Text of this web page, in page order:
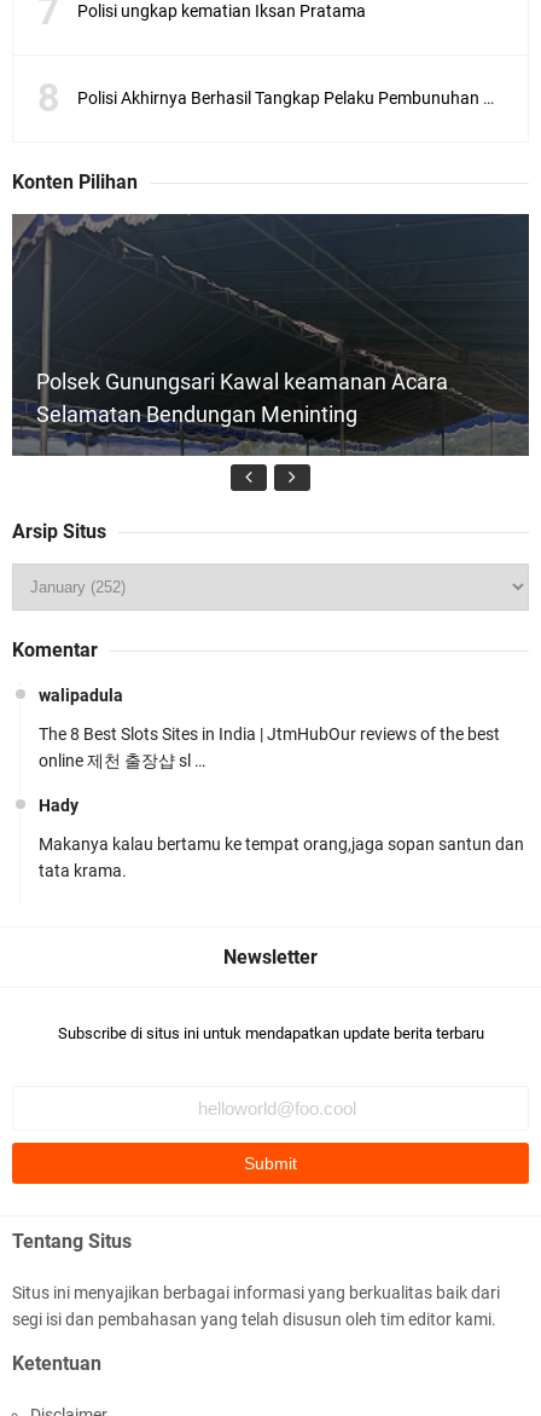
Polisi ungkap kematian Iksan Pratama
Polisi Akhirnya Berhasil Tangkap Pelaku Pembunuhan Mahasiswa Asal Sunbawa
Konten Pilihan
Polsek Gunungsari Kawal keamanan Acara
Selamatan Bendungan Meninting
Gelar Apel Pembukaan PORSENAP
LPKA Lombok Tengah Ikuti Kegiatan Donor
Jelang HUT RI ke_81 _Kunker Kapolri Polda NTB
Gelar Apel Siaga Kamtibmas Serentak
Arsip Situs
Komentar
walipadula
The 8 Best Slots Sites in India | JtmHubOur reviews of the best
online 제천 출장샵 sl …
Hady
Makanya kalau bertamu ke tempat orang,jaga sopan santun dan
tata krama.
Subscribe di situs ini untuk mendapatkan update berita terbaru
Tentang Situs
Situs ini menyajikan berbagai informasi yang berkualitas baik dari
segi isi dan pembahasan yang telah disusun oleh tim editor kami.
Ketentuan